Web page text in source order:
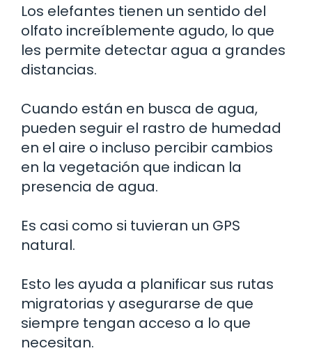
Los elefantes tienen un sentido del
olfato increíblemente agudo, lo que
les permite detectar agua a grandes
distancias.
Cuando están en busca de agua,
pueden seguir el rastro de humedad
en el aire o incluso percibir cambios
en la vegetación que indican la
presencia de agua.
Es casi como si tuvieran un GPS
natural.
Esto les ayuda a planificar sus rutas
migratorias y asegurarse de que
siempre tengan acceso a lo que
necesitan.